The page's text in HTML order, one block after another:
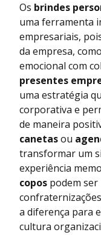
Os brindes
uma ferramenta
empresariais,
da empresa,
emocional com
presentes
uma estratégia
corporativa e
de maneira
canetasou
transformar um
experiência
copos podem
a diferença para
cultura